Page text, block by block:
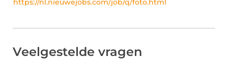
https://nl.nieuwejobs.com/job/q/foto.html
Veelgestelde vragen